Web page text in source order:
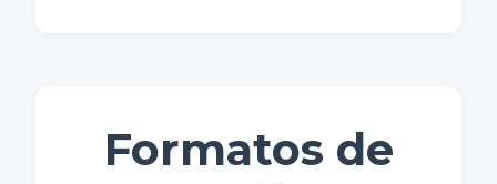
Formatos de